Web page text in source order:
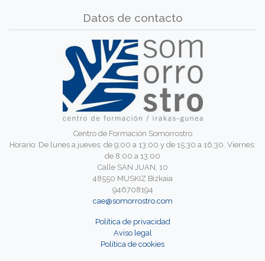
Datos de contacto
Centro de Formación Somorrostro
Horario: De lunes a jueves: de 9:00 a 13:00 y de 15:30 a 16:30. Viernes:
de 8:00 a 13:00
Calle SAN JUAN, 10
48550 MUSKIZ Bizkaia
946708194
cae@somorrostro.com
Política de privacidad
Aviso legal
Política de cookies